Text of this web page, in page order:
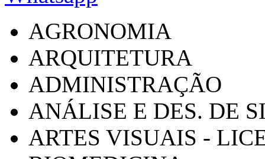
AGRONOMIA
ARQUITETURA
ADMINISTRAÇÃO
ANÁLISE E DES. DE
ARTES VISUAIS -